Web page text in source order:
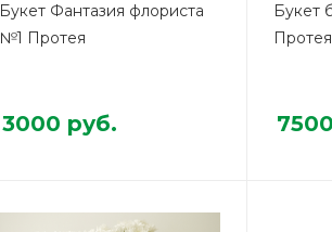
Букет Фантазия флориста
№1 Протея
3000 руб.
Букет
Протея
7500